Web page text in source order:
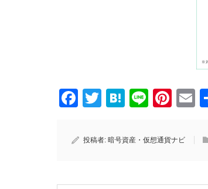
Facebook
Twitter
Hatena
Line
投稿者: 暗号資産・仮想通貨ナビ